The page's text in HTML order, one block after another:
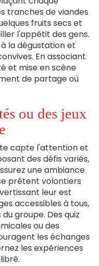
tranches de viandes
fruits secs et
l'appétit des gens.
la dégustation et
En associant
et mise en scène
de partage où
ou des jeux
capte l'attention et
des défis variés,
une ambiance
prêtent volontiers
leur est
accessibles à tous,
groupe. Des quiz
ou des
les échanges
les expériences